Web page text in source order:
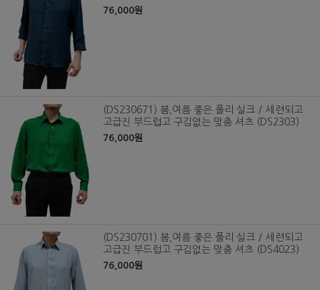
76,000원
(DS230671) 봄,여름 좋은 폴리 실크 / 세련되고
고급진 부드럽고 구김없는 맞춤 셔츠 (DS2303)
76,000원
(DS230701) 봄,여름 좋은 폴리 실크 / 세련되고
고급진 부드럽고 구김없는 맞춤 셔츠 (DS4023)
76,000원